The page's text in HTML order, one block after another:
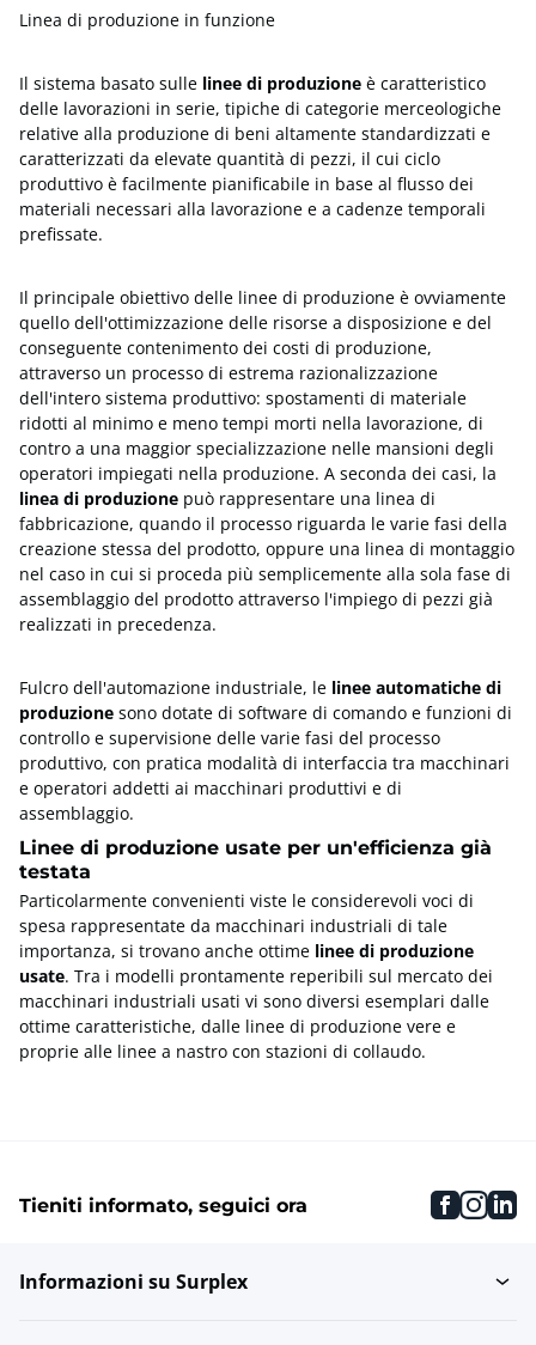
Linea di produzione in funzione
Il sistema basato sulle linee di produzione è caratteristico
delle lavorazioni in serie, tipiche di categorie merceologiche
relative alla produzione di beni altamente standardizzati e
caratterizzati da elevate quantità di pezzi, il cui ciclo
produttivo è facilmente pianificabile in base al flusso dei
materiali necessari alla lavorazione e a cadenze temporali
prefissate.
Il principale obiettivo delle linee di produzione è ovviamente
quello dell'ottimizzazione delle risorse a disposizione e del
conseguente contenimento dei costi di produzione,
attraverso un processo di estrema razionalizzazione
dell'intero sistema produttivo: spostamenti di materiale
ridotti al minimo e meno tempi morti nella lavorazione, di
contro a una maggior specializzazione nelle mansioni degli
operatori impiegati nella produzione. A seconda dei casi, la
linea di produzione può rappresentare una linea di
fabbricazione, quando il processo riguarda le varie fasi della
creazione stessa del prodotto, oppure una linea di montaggio
nel caso in cui si proceda più semplicemente alla sola fase di
assemblaggio del prodotto attraverso l'impiego di pezzi già
realizzati in precedenza.
Fulcro dell'automazione industriale, le linee automatiche di
produzione sono dotate di software di comando e funzioni di
controllo e supervisione delle varie fasi del processo
produttivo, con pratica modalità di interfaccia tra macchinari
e operatori addetti ai macchinari produttivi e di
assemblaggio.
Linee di produzione usate per un'efficienza già
testata
Particolarmente convenienti viste le considerevoli voci di
spesa rappresentate da macchinari industriali di tale
importanza, si trovano anche ottime linee di produzione
usate. Tra i modelli prontamente reperibili sul mercato dei
macchinari industriali usati vi sono diversi esemplari dalle
ottime caratteristiche, dalle linee di produzione vere e
proprie alle linee a nastro con stazioni di collaudo.
Tieniti informato, seguici ora
Informazioni su Surplex